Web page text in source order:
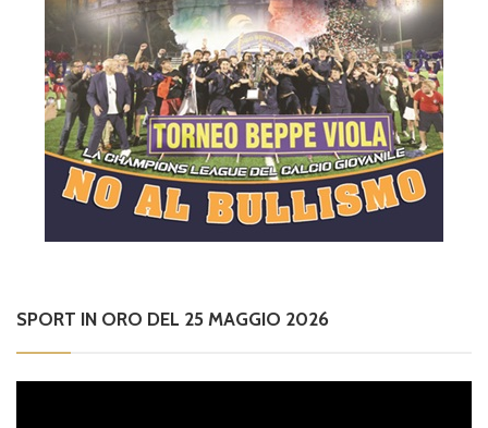
SPORT IN ORO DEL 25 MAGGIO 2026